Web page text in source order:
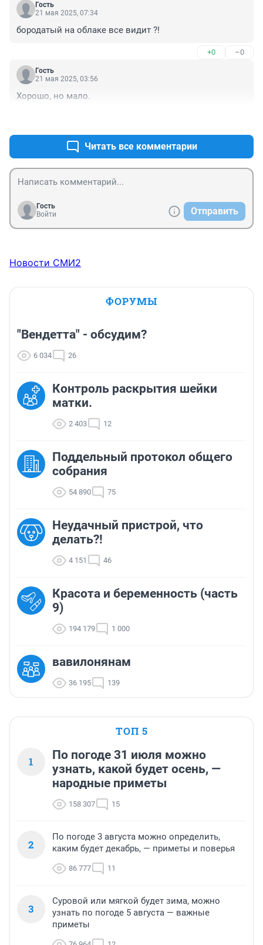
Гость
21 мая 2025, 07:34
бородатый на облаке все видит ?!
+0 –0
Гость
21 мая 2025, 03:56
Хорошо, но мало.
Читать все комментарии
Гость
Войти
Отправить
Новости СМИ2
ФОРУМЫ
"Вендетта" - обсудим?
6 034 26
Контроль раскрытия шейки
матки.
2 403 12
Поддельный протокол общего
собрания
54 890 75
Неудачный пристрой, что
делать?!
4 151 46
Красота и беременность (часть
9)
194 179 1 000
вавилонянам
36 195 139
ТОП 5
1
По погоде 31 июля можно
узнать, какой будет осень, —
народные приметы
158 307 15
2
По погоде 3 августа можно определить,
каким будет декабрь, — приметы и поверья
86 777 11
3
Суровой или мягкой будет зима, можно
узнать по погоде 5 августа — важные
приметы